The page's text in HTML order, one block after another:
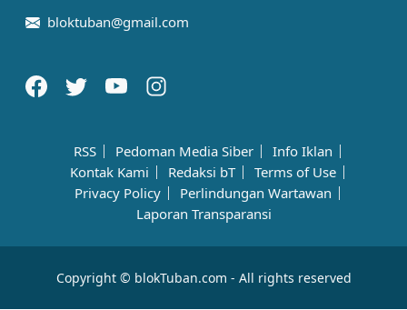
bloktuban@gmail.com
RSS Pedoman Media Siber
Info Iklan
Kontak Kami
Redaksi bT
Terms of Use
Privacy Policy
Perlindungan Wartawan
Laporan Transparansi
Copyright © blokTuban.com - All rights reserved